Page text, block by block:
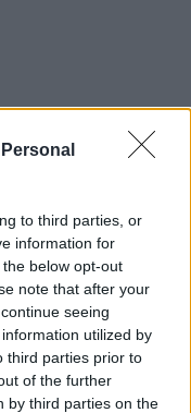
to third parties, or
information for
below opt-out
note that after your
seeing
utilized by
third parties prior to
of the further
by third parties on the